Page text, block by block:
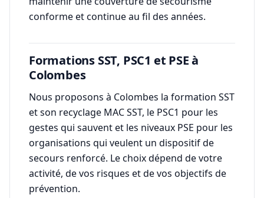
conforme et continue au fil des années.
Formations SST, PSC1 et PSE à
Colombes
Nous proposons à Colombes la formation SST
et son recyclage MAC SST, le PSC1 pour les
gestes qui sauvent et les niveaux PSE pour les
organisations qui veulent un dispositif de
secours renforcé. Le choix dépend de votre
activité, de vos risques et de vos objectifs de
prévention.